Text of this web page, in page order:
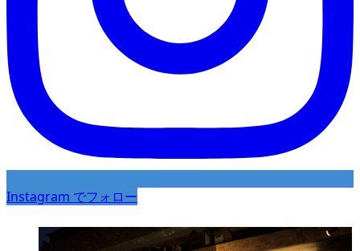
Instagram でフォロー